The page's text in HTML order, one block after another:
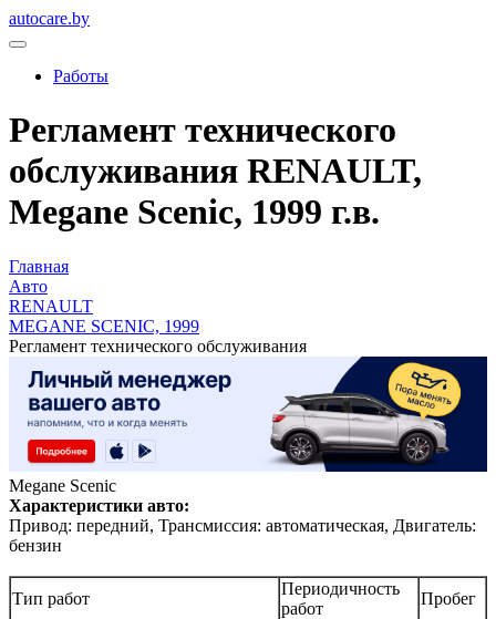
autocare.by
Работы
Регламент технического
обслуживания RENAULT,
Megane Scenic, 1999 г.в.
Главная
Авто
RENAULT
MEGANE SCENIC, 1999
Регламент технического обслуживания
Megane Scenic
Характеристики авто:
Привод: передний, Трансмиссия: автоматическая, Двигатель:
бензин
Тип работ
Периодичность
работ
Пробег